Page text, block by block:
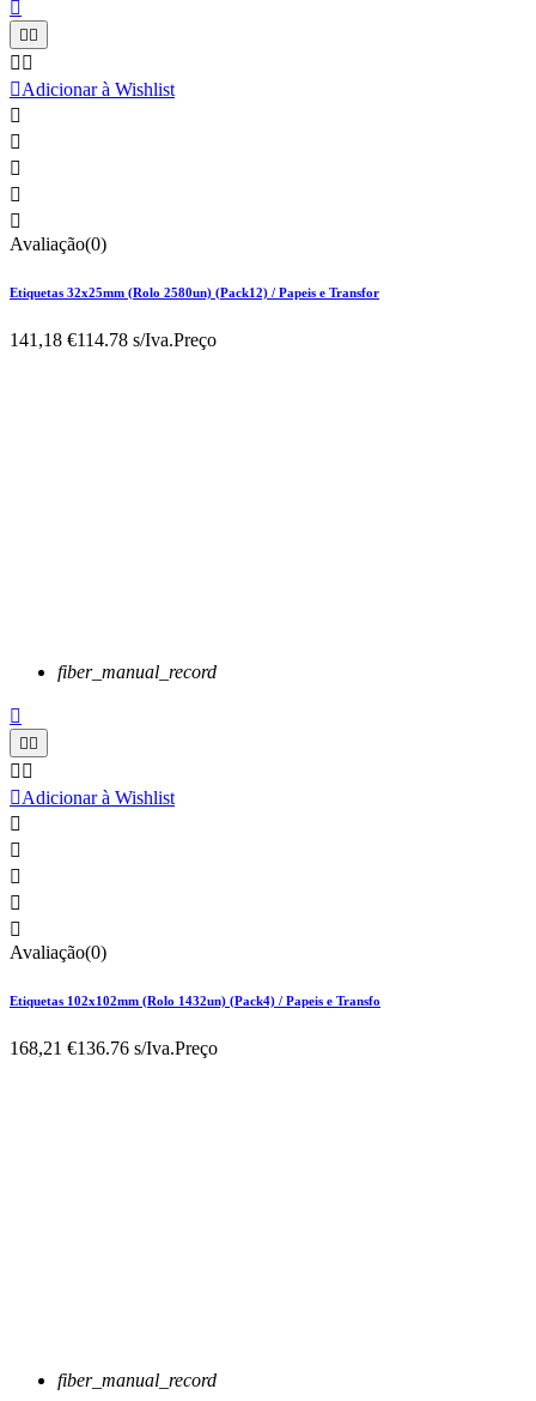

 
 
Adicionar à Wishlist





Avaliação(0)
Etiquetas 32x25mm (Rolo 2580un) (Pack12) / Papeis e Transfor
141,18 €114.78 s/Iva.Preço
fiber_manual_record

 
 
Adicionar à Wishlist





Avaliação(0)
Etiquetas 102x102mm (Rolo 1432un) (Pack4) / Papeis e Transfo
168,21 €136.76 s/Iva.Preço
fiber_manual_record